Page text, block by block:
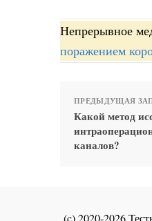
Непрерывное
поражением
ПРЕДЫДУЩАЯ
Какой метод
каналов?
(c) 2020-2026